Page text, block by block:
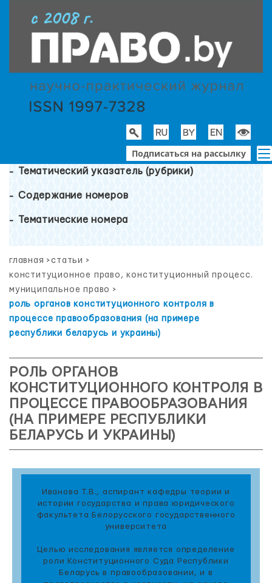
Подписаться на рассылку
Тематический указатель (рубрики)
Содержание номеров
Тематические номера
главная >статьи >
конституционное право, конституционный процесс.
муниципальное право >
роль органов конституционного контроля в
процессе правообразования (на примере
республики беларусь и украины)
РОЛЬ ОРГАНОВ
КОНСТИТУЦИОННОГО КОНТРОЛЯ В
ПРОЦЕССЕ ПРАВООБРАЗОВАНИЯ
(НА ПРИМЕРЕ РЕСПУБЛИКИ
БЕЛАРУСЬ И УКРАИНЫ)
Иванова Т.В., аспирант кафедры теории и
истории государства и права юридического
факультета Белорусского государственного
университета
Целью исследования является определение
роли Конституционного Суда Республики
Беларусь в правообразовании, и в